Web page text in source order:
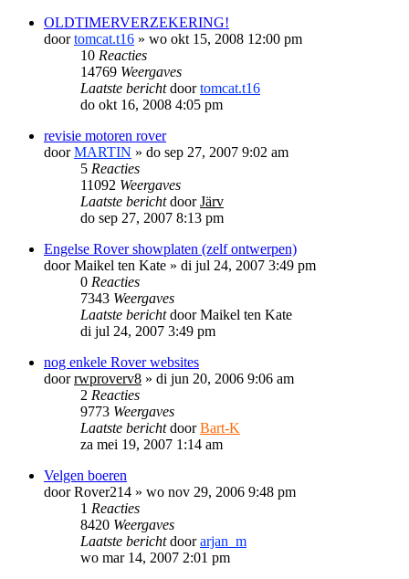
OLDTIMERVERZEKERING!
doortomcat.t16 » wo okt 15, 2008 12:00 pm
10 Reacties
14769 Weergaves
Laatste berichtdoortomcat.t16
do okt 16, 2008 4:05 pm
revisie motoren rover
doorMARTIN » do sep 27, 2007 9:02 am
5 Reacties
11092 Weergaves
Laatste berichtdoorJärv
do sep 27, 2007 8:13 pm
Engelse Rover showplaten (zelf ontwerpen)
doorMaikel ten Kate » di jul 24, 2007 3:49 pm
0 Reacties
7343 Weergaves
Laatste berichtdoorMaikel ten Kate
di jul 24, 2007 3:49 pm
nog enkele Rover websites
doorrwproverv8 » di jun 20, 2006 9:06 am
2 Reacties
9773 Weergaves
Laatste berichtdoorBart-K
za mei 19, 2007 1:14 am
Velgen boeren
doorRover214 » wo nov 29, 2006 9:48 pm
1 Reacties
8420 Weergaves
Laatste berichtdoorarjan_m
wo mar 14, 2007 2:01 pm